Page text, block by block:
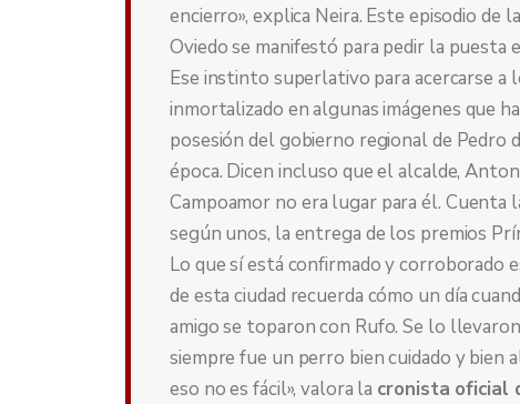
encierro», explica Neira. Este episodio de
Oviedo se manifestó para pedir la puesta
Ese instinto superlativo para acercarse
inmortalizado en algunas imágenes que
posesión del gobierno regional de Pedro
época. Dicen incluso que el alcalde,
Campoamor no era lugar para él.
según unos, la entrega de los premios
Lo que sí está confirmado y corroborado
de esta ciudad recuerda cómo un día
amigo se toparon con Rufo. Se lo
siempre fue un perro bien cuidado y bien
eso no es fácil», valora la cronista oficial